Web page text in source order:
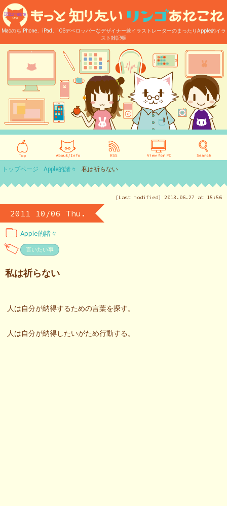
MacのちiPhone、iPad、iOSデベロッパーなデザイナー兼イラストレーターのまったりApple的イラ
スト雑記帳
トップページ Apple的諸々 私は祈らない
[Last modified] 2013.06.27 at 15:56
2011 10/06 Thu.
Apple的諸々
言いたい事
私は祈らない
人は自分が納得するための言葉を探す。
人は自分が納得したいがため行動する。